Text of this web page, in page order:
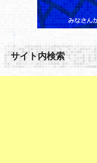
サイト内検索